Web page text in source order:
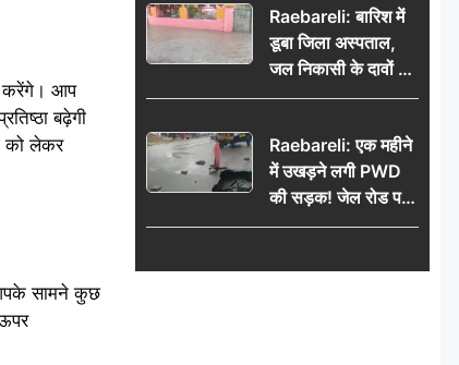
करेंगे। आप
बढ़ेगी
को लेकर
सामने कुछ
जनसमस्याओं का विवरण
Raebareli: बारिश में
डूबा जिला अस्पताल,
जल निकासी के दावों की
खुली पोल
Raebareli: एक महीने
में उखड़ने लगी PWD
की सड़क! जेल रोड पर
गड्ढे ने खोली निर्माण
की उठी मांग